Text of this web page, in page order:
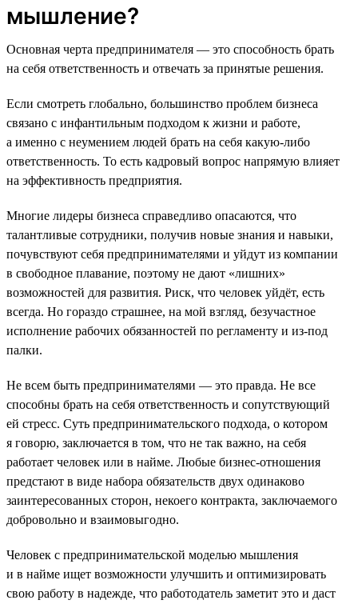
мышление?
Основная черта предпринимателя — это способность брать
на себя ответственность и отвечать за принятые решения.
Если смотреть глобально, большинство проблем бизнеса
связано с инфантильным подходом к жизни и работе,
а именно с неумением людей брать на себя какую-либо
ответственность. То есть кадровый вопрос напрямую влияет
на эффективность предприятия.
Многие лидеры бизнеса справедливо опасаются, что
талантливые сотрудники, получив новые знания и навыки,
почувствуют себя предпринимателями и уйдут из компании
в свободное плавание, поэтому не дают «лишних»
возможностей для развития. Риск, что человек уйдёт, есть
всегда. Но гораздо страшнее, на мой взгляд, безучастное
исполнение рабочих обязанностей по регламенту и из-под
палки.
Не всем быть предпринимателями — это правда. Не все
способны брать на себя ответственность и сопутствующий
ей стресс. Суть предпринимательского подхода, о котором
я говорю, заключается в том, что не так важно, на себя
работает человек или в найме. Любые бизнес-отношения
предстают в виде набора обязательств двух одинаково
заинтересованных сторон, некоего контракта, заключаемого
добровольно и взаимовыгодно.
Человек с предпринимательской моделью мышления
и в найме ищет возможности улучшить и оптимизировать
свою работу в надежде, что работодатель заметит это и даст